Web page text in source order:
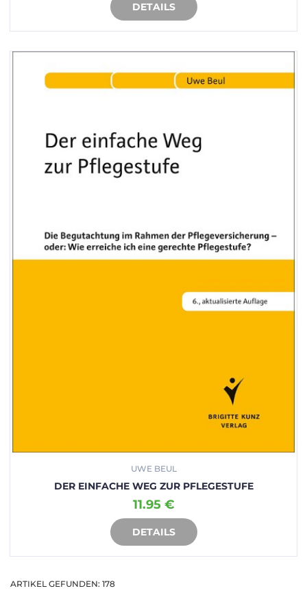
DETAILS
IN DEN WARENKORB
UWE BEUL
DER EINFACHE WEG ZUR PFLEGESTUFE
11.95 €
DETAILS
IN DEN WARENKORB
ARTIKEL GEFUNDEN: 178